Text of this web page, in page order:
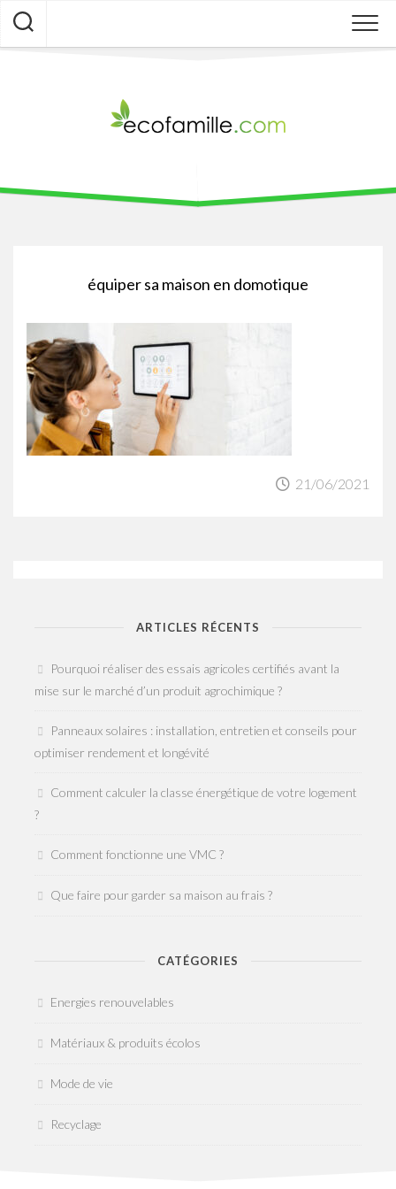
Skip
content
équiper sa maison en domotique
21/06/2021
ARTICLES RÉCENTS
Pourquoi réaliser des essais agricoles certifiés avant la
mise sur le marché d’un produit agrochimique ?
Panneaux solaires : installation, entretien et conseils pour
optimiser rendement et longévité
Comment calculer la classe énergétique de votre logement
?
Comment fonctionne une VMC ?
Que faire pour garder sa maison au frais ?
CATÉGORIES
Energies renouvelables
Matériaux & produits écolos
Mode de vie
Recyclage